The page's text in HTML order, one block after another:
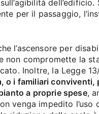
per il passaggio,
l’ascensore per
non compromette la
Inoltre, la Legge
o i familiari conviventi,
a proprie spese,
venga impedito